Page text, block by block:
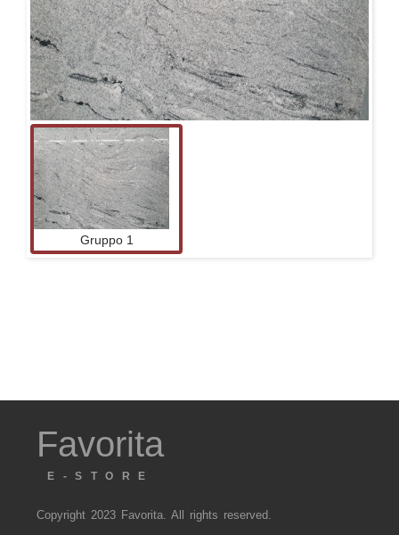
Gruppo 1
Favorita
E-STORE
Copyright 2023 Favorita. All rights reserved.